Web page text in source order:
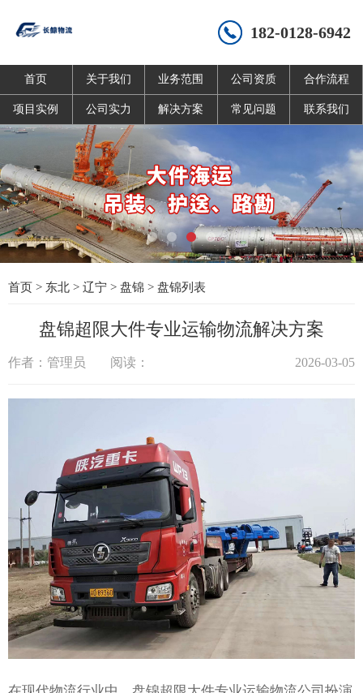
182-0128-6942
首页 关于我们 业务范围 公司资质 合作流程
项目实例 公司实力 解决方案 常见问题 联系我们
首页 > 东北 > 辽宁 > 盘锦 > 盘锦列表
盘锦超限大件专业运输物流解决方案
作者：管理员 阅读： 2026-03-05